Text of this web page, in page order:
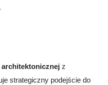
z
strategiczny podejście do